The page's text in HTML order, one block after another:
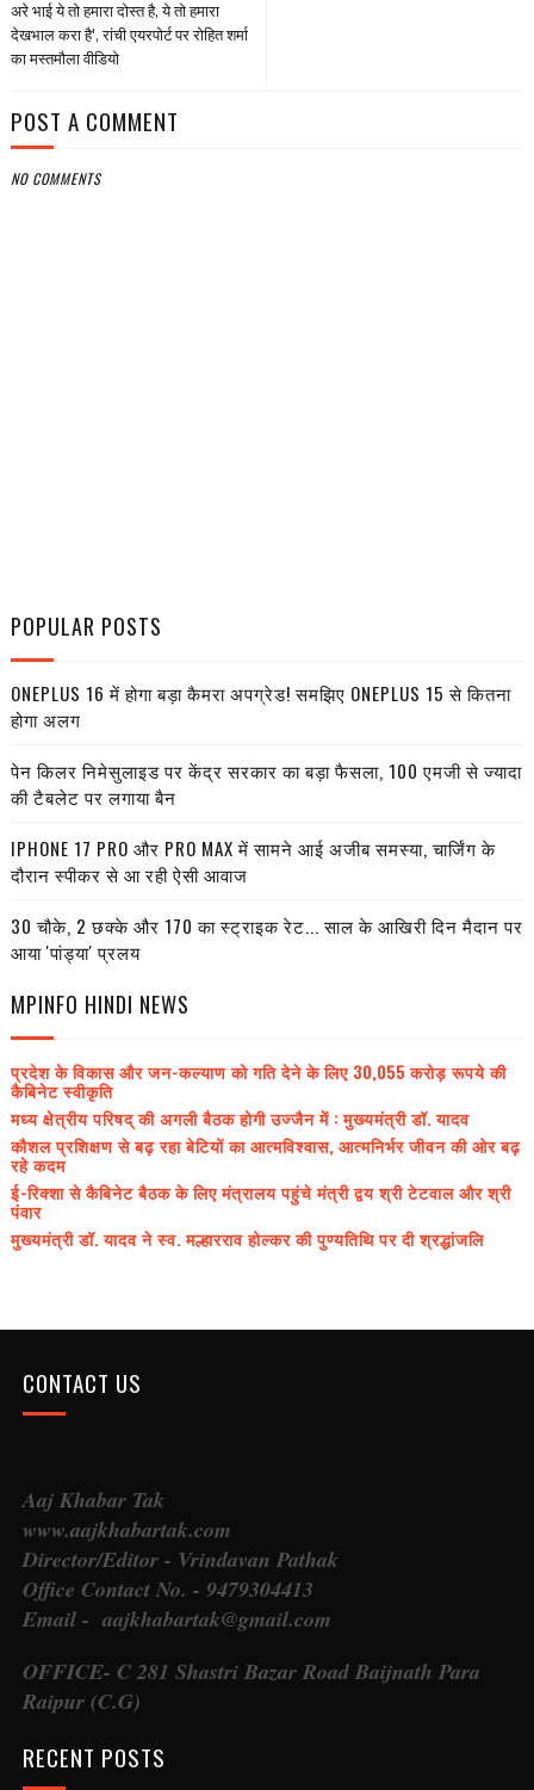
अरे भाई ये तो हमारा दोस्‍त है, ये तो हमारा
देखभाल करा है', रांची एयरपोर्ट पर रोहित शर्मा
का मस्‍तमौला वीडियो
POST A COMMENT
NO COMMENTS
POPULAR POSTS
ONEPLUS 16 में होगा बड़ा कैमरा अपग्रेड! समझिए ONEPLUS 15 से कितना
होगा अलग
पेन किलर निमेसुलाइड पर केंद्र सरकार का बड़ा फैसला, 100 एमजी से ज्यादा
की टैबलेट पर लगाया बैन
IPHONE 17 PRO और PRO MAX में सामने आई अजीब समस्या, चार्जिंग के
दौरान स्पीकर से आ रही ऐसी आवाज
30 चौके, 2 छक्के और 170 का स्ट्राइक रेट... साल के आखिरी दिन मैदान पर
आया 'पांड्या' प्रलय
MPINFO HINDI NEWS
प्रदेश के विकास और जन-कल्याण को गति देने के लिए 30,055 करोड़ रूपये की
कैबिनेट स्वीकृति
मध्य क्षेत्रीय परिषद् की अगली बैठक होगी उज्जैन में : मुख्यमंत्री डॉ. यादव
कौशल प्रशिक्षण से बढ़ रहा बेटियों का आत्मविश्वास, आत्मनिर्भर जीवन की ओर बढ़
रहे कदम
ई-रिक्शा से कैबिनेट बैठक के लिए मंत्रालय पहुंचे मंत्री द्वय श्री टेटवाल और श्री
पंवार
मुख्यमंत्री डॉ. यादव ने स्व. मल्हारराव होल्कर की पुण्यतिथि पर दी श्रद्धांजलि
CONTACT US
Aaj Khabar Tak
www.aajkhabartak.com
Director/Editor - Vrindavan Pathak
Office Contact No. - 9479304413
Email - aajkhabartak@gmail.com
OFFICE- C 281 Shastri Bazar Road Baijnath Para
Raipur (C.G)
RECENT POSTS